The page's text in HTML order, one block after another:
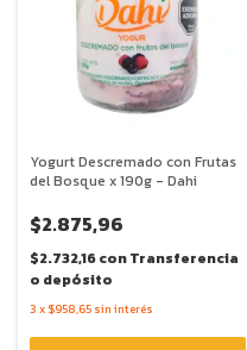
Yogurt Descremado con Frutas
del Bosque x 190g - Dahi
$2.875,96
$2.732,16conTransferencia
o depósito
3 x $958,65 sin interés